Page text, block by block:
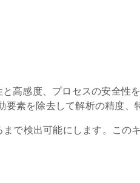
と高感度、プロセスの安全
素を除去して解析の精度、
で検出可能にします。この